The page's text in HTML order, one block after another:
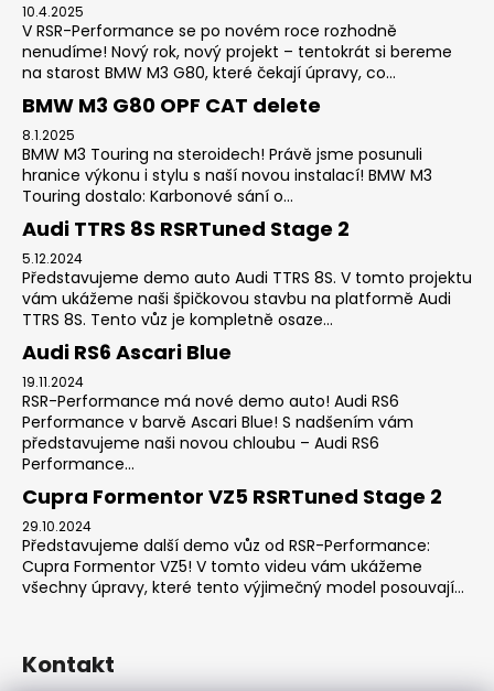
10.4.2025
V RSR-Performance se po novém roce rozhodně
nenudíme! Nový rok, nový projekt – tentokrát si bereme
na starost BMW M3 G80, které čekají úpravy, co...
BMW M3 G80 OPF CAT delete
8.1.2025
BMW M3 Touring na steroidech! Právě jsme posunuli
hranice výkonu i stylu s naší novou instalací! BMW M3
Touring dostalo: Karbonové sání o...
Audi TTRS 8S RSRTuned Stage 2
5.12.2024
Představujeme demo auto Audi TTRS 8S. V tomto projektu
vám ukážeme naši špičkovou stavbu na platformě Audi
TTRS 8S. Tento vůz je kompletně osaze...
Audi RS6 Ascari Blue
19.11.2024
RSR-Performance má nové demo auto! Audi RS6
Performance v barvě Ascari Blue! S nadšením vám
představujeme naši novou chloubu – Audi RS6
Performance...
Cupra Formentor VZ5 RSRTuned Stage 2
29.10.2024
Představujeme další demo vůz od RSR-Performance:
Cupra Formentor VZ5! V tomto videu vám ukážeme
všechny úpravy, které tento výjimečný model posouvají...
Kontakt